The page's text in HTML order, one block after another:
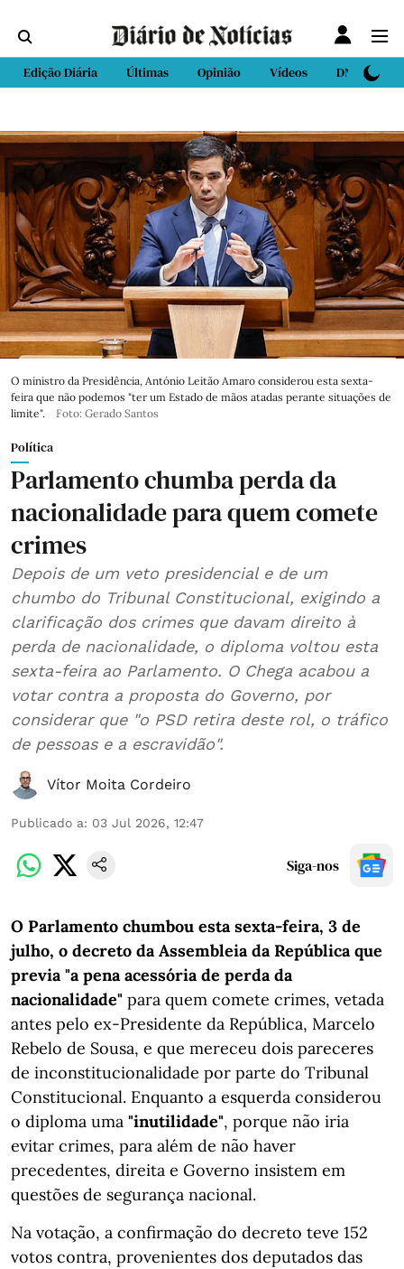
Edição Diária Últimas Opinião Vídeos DN Sport
O ministro da Presidência, António Leitão Amaro considerou esta sexta-
feira que não podemos "ter um Estado de mãos atadas perante situações de
limite".
Foto: Gerado Santos
Política
Parlamento chumba perda da
nacionalidade para quem comete
crimes
Depois de um veto presidencial e de um
chumbo do Tribunal Constitucional, exigindo a
clarificação dos crimes que davam direito à
perda de nacionalidade, o diploma voltou esta
sexta-feira ao Parlamento. O Chega acabou a
votar contra a proposta do Governo, por
considerar que "o PSD retira deste rol, o tráfico
de pessoas e a escravidão".
Vítor Moita Cordeiro
Publicado a: 03 Jul 2026, 12:47
Siga-nos
O Parlamento chumbou esta sexta-feira, 3 de
julho, o decreto da Assembleia da República que
previa "a pena acessória de perda da
nacionalidade" para quem comete crimes, vetada
antes pelo ex-Presidente da República, Marcelo
Rebelo de Sousa, e que mereceu dois pareceres
de inconstitucionalidade por parte do Tribunal
Constitucional. Enquanto a esquerda considerou
o diploma uma "inutilidade", porque não iria
evitar crimes, para além de não haver
precedentes, direita e Governo insistem em
questões de segurança nacional.
Na votação, a confirmação do decreto teve 152
votos contra, provenientes dos deputados das